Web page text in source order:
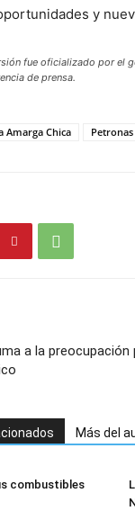
y
fue oficializado por el
de prensa.
Amarga Chica Petronas
a la preocupación
Más del
combustibles